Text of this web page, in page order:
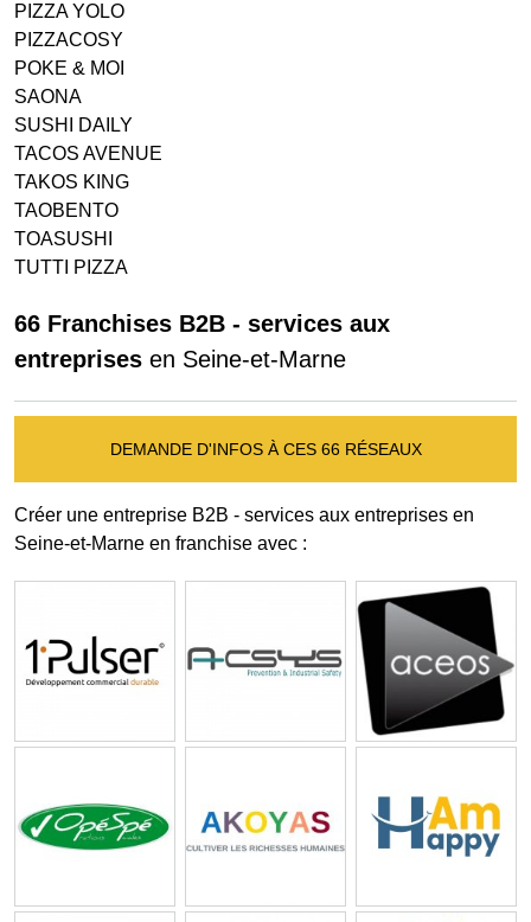
PIZZA YOLO
PIZZACOSY
POKE & MOI
SAONA
SUSHI DAILY
TACOS AVENUE
TAKOS KING
TAOBENTO
TOASUSHI
TUTTI PIZZA
66 Franchises B2B - services aux
entreprises en Seine-et-Marne
DEMANDE D'INFOS À CES 66 RÉSEAUX
Créer une entreprise B2B - services aux entreprises en
Seine-et-Marne en franchise avec :